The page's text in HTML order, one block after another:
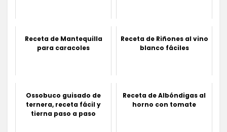
Receta de Mantequilla
para caracoles
Receta de Riñones al vino
blanco fáciles
Ossobuco guisado de
ternera, receta fácil y
tierna paso a paso
Receta de Albóndigas al
horno con tomate